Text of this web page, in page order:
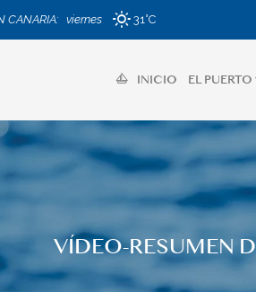
CANARIA: viernes 31°C
INICIO EL PUERTO
VÍDEO-RESUMEN